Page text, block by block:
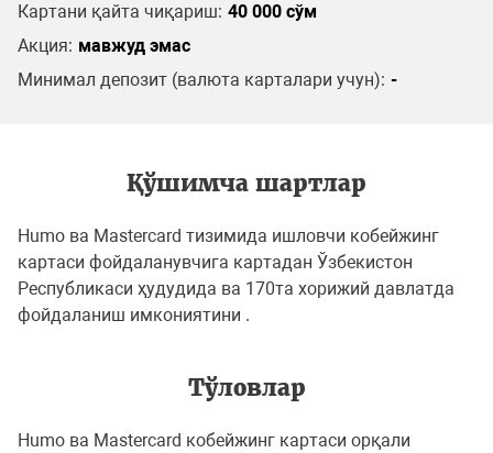
Картани қайта чиқариш: 40 000 cўм
Акция: мавжуд эмас
Минимал депозит (валюта карталари учун): -
Қўшимча шартлар
Humo ва Mastercard тизимида ишловчи кобейжинг
картаси фойдаланувчига картадан Ўзбекистон
Республикаси ҳудудида ва 170та хорижий давлатда
фойдаланиш имкониятини .
Тўловлар
Humo ва Mastercard кобейжинг картаси орқали